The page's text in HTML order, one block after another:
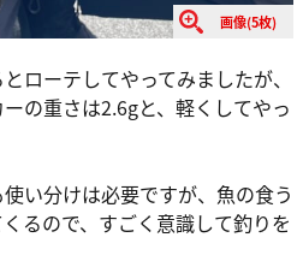
画像(5枚)
ローテしてやってみましたが、
の重さは2.6gと、軽くしてやっ
い分けは必要ですが、魚の食う
るので、すごく意識して釣りを